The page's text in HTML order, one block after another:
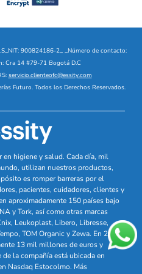
_NIT: 900824186-2_ _Número de contacto:
Cra 14 #79-71 Bogotá D.C
servicio.clienteofc@essity.com
Futuro. Todos los Derechos Reservados.
higiene y salud. Cada día, mil
utilizan nuestros productos,
es romper barreras por el
pacientes, cuidadores, clientes y
aproximadamente 150 países bajo
y Tork, así como otras marcas
Leukoplast, Libero, Libresse,
TOM Organic y Zewa. En 2024,
13 mil millones de euros y
la compañía está ubicada en
Nasdaq Estocolmo. Más